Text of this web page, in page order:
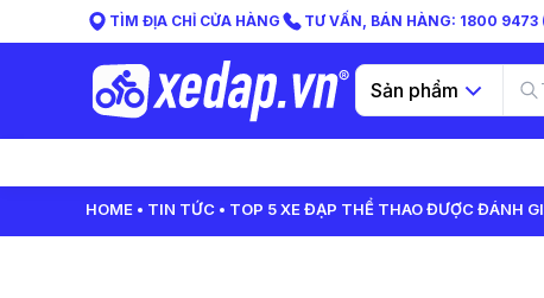
TÌM ĐỊA CHỈ CỬA HÀNG TƯ VẤN, BÁN HÀNG: 1800
Sản phẩm
HOME TIN TỨC TOP 5 XE ĐẠP THỂ THAO ĐƯỢC ĐÁNH